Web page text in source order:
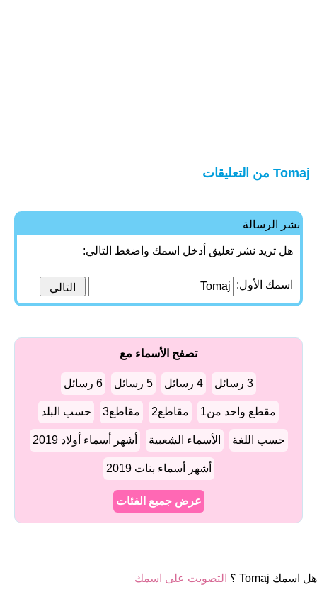
Tomaj من التعليقات
نشر الرسالة
هل تريد نشر تعليق أدخل اسمك واضغط التالي:
اسمك الأول:
تصفح الأسماء مع
3 رسائل 4 رسائل 5 رسائل 6 رسائل
مقطع واحد من1 مقاطع2 مقاطع3 حسب البلد
حسب اللغة الأسماء الشعبية أشهر أسماء أولاد 2019
أشهر أسماء بنات 2019
عرض جميع الفئات
هل اسمك Tomaj ؟ التصويت على اسمك